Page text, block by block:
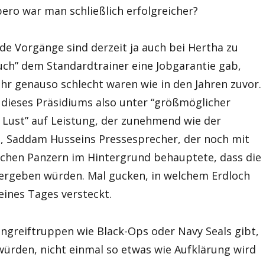
war man schließlich erfolgreicher?
Vorgänge sind derzeit ja auch bei Hertha zu
dem Standardtrainer eine Jobgarantie gab,
genauso schlecht waren wie in den Jahren zuvor.
Präsidiums also unter “größmöglicher
auf Leistung, der zunehmend wie der
Saddam Husseins Pressesprecher, der noch mit
Panzern im Hintergrund behauptete, dass die
würden. Mal gucken, in welchem Erdloch
Tages versteckt.
wie Black-Ops oder Navy Seals gibt,
nicht einmal so etwas wie Aufklärung wird